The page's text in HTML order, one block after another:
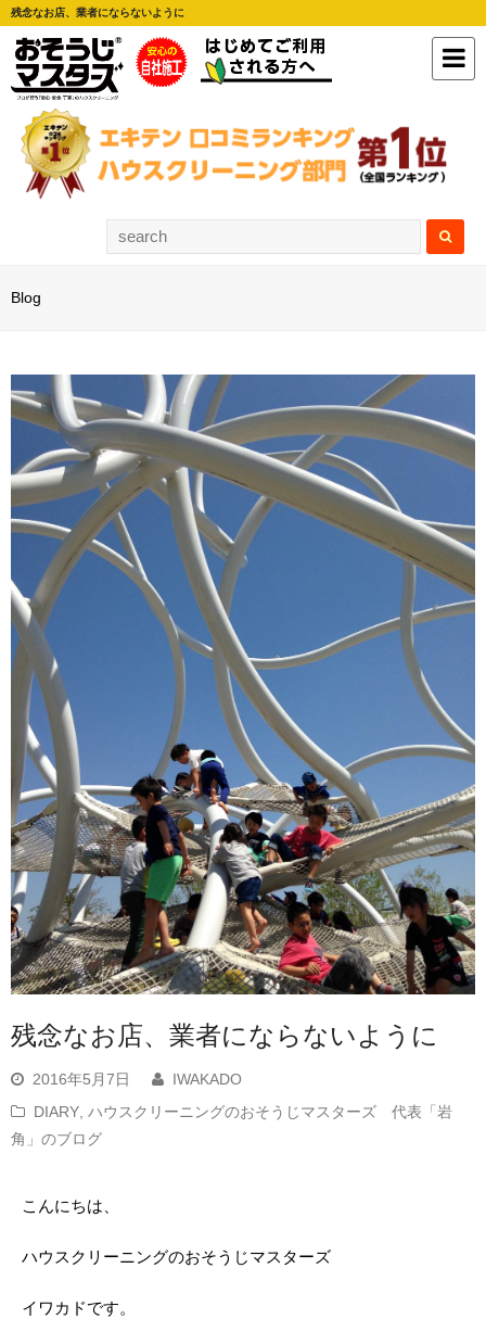
残念なお店、業者にならないように
Blog
残念なお店、業者にならないように
2016年5月7日
IWAKADO
DIARY ハウスクリーニングのおそうじマスターズ 代表「岩
角」のブログ
こんにちは、
ハウスクリーニングのおそうじマスターズ
イワカドです。